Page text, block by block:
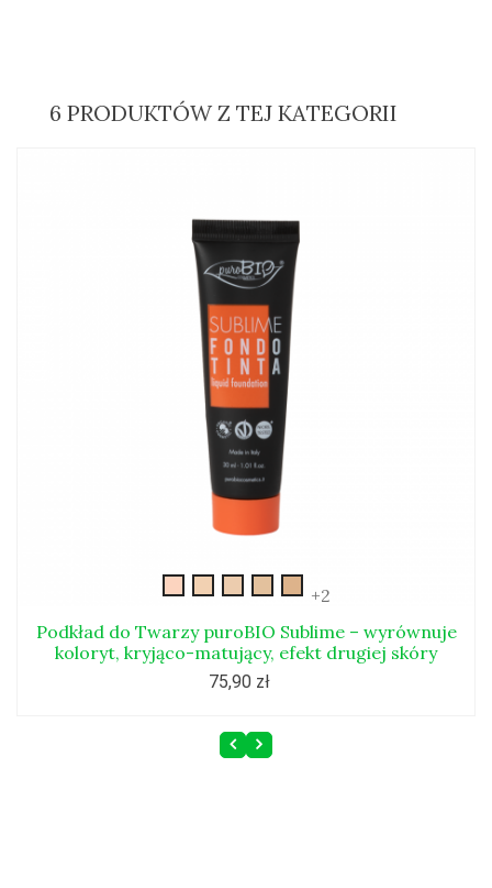
6 PRODUKTÓW Z TEJ KATEGORII
01
02 03
sublime-
04
New-
sublime-
05
+2
Podkład do Twarzy puroBIO Sublime – wyrównuje
koloryt, kryjąco-matujący, efekt drugiej skóry
75,90 zł